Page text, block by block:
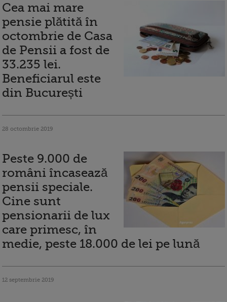
Cea mai mare
pensie plătită în
octombrie de Casa
de Pensii a fost de
33.235 lei.
Beneficiarul este
din București
28 octombrie 2019
Peste 9.000 de
români încasează
pensii speciale.
Cine sunt
pensionarii de lux
care primesc, în
medie, peste 18.000 de lei pe lună
12 septembrie 2019